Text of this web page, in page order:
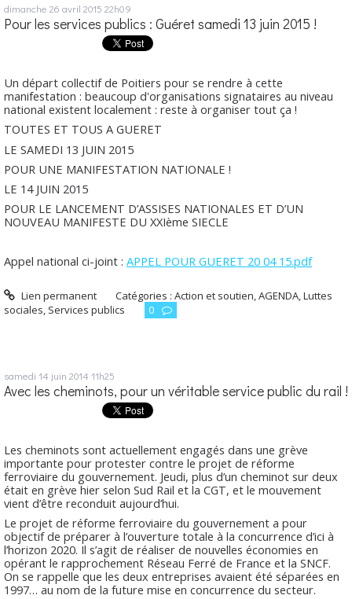
dimanche 26 avril 2015 22h09
Pour les services publics : Guéret samedi 13 juin 2015 !
Un départ collectif de Poitiers pour se rendre à cette
manifestation : beaucoup d'organisations signataires au niveau
national existent localement : reste à organiser tout ça !
TOUTES ET TOUS A GUERET
LE SAMEDI 13 JUIN 2015
POUR UNE MANIFESTATION NATIONALE !
LE 14 JUIN 2015
POUR LE LANCEMENT D’ASSISES NATIONALES ET D’UN
NOUVEAU MANIFESTE DU XXIème SIECLE
Appel national ci-joint : APPEL POUR GUERET 20 04 15.pdf
Lien permanent Catégories :Action et soutien ,AGENDA ,Luttes
sociales Services publics 0
samedi 14 juin 2014 11h25
Avec les cheminots, pour un véritable service public du rail !
Les cheminots sont actuellement engagés dans une grève
importante pour protester contre le projet de réforme
ferroviaire du gouvernement. Jeudi, plus d’un cheminot sur deux
était en grève hier selon Sud Rail et la CGT, et le mouvement
vient d’être reconduit aujourd’hui.
Le projet de réforme ferroviaire du gouvernement a pour
objectif de préparer à l’ouverture totale à la concurrence d’ici à
l’horizon 2020. Il s’agit de réaliser de nouvelles économies en
opérant le rapprochement Réseau Ferré de France et la SNCF.
On se rappelle que les deux entreprises avaient été séparées en
1997… au nom de la future mise en concurrence du secteur.